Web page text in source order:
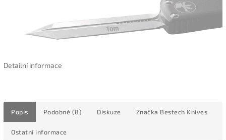
Detailní informace
Popis Podobné (8) Diskuze Značka Bestech Knives
Ostatní informace